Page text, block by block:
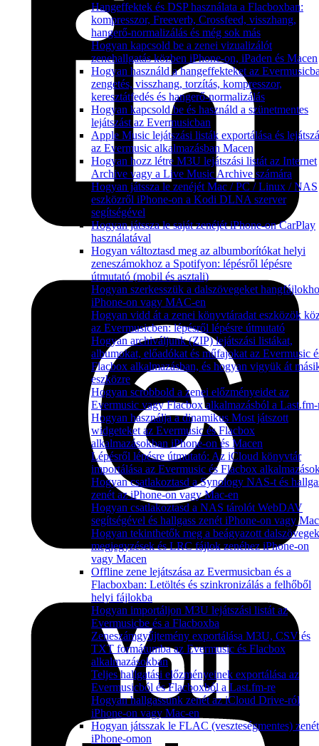
Hangeffektek és DSP használata a Flacboxban:
kompresszor, Freeverb, Crossfeed, visszhang,
hangerő-normalizálás és még sok más
Hogyan kapcsold be a zenei vizualizálót
zenehallgatás közben iPhone-on, iPaden és Macen
Hogyan használd a hangeffekteket az
zengetés, visszhang, torzítás, kompresszor,
keresztátfedés és hangerő-normalizálás
Hogyan kapcsold be és használd a szünetmentes
lejátszást az Evermusicban
Apple Music lejátszási listák exportálása és
az Evermusic alkalmazásban Macen
Hogyan hozz létre M3U lejátszási listát az Internet
Archive vagy a Live Music Archive számára
Hogyan játssza le zenéjét Mac / PC / Linux / NAS
eszközről iPhone-on a Kodi DLNA szerver
segítségével
Hogyan játssza le saját zenéjét iPhone-on CarPlay
használatával
Hogyan változtasd meg az albumborítókat helyi
zeneszámokhoz a Spotifyon: lépésről lépésre
útmutató (mobil és asztali)
Hogyan szerkesszük a dalszövegeket
iPhone-on vagy MAC-en
Hogyan vidd át a zenei könyvtáradat eszközök
az Evermusicben: lépésről lépésre útmutató
Hogyan archiváljunk (ZIP) lejátszási listákat,
albumokat, előadókat és műfajokat az Evermusic
Flacbox alkalmazásban, és hogyan vigyük át
eszközre
Hogyan scrobbold a zenei előzményeidet az
Evermusic vagy Flacbox alkalmazásból a Last.fm-
Hogyan használja a dinamikus Most játszott
widgeteket az Evermusic és Flacbox
alkalmazásokban iPhone-on és Macen
Lépésről lépésre útmutató: Az iCloud könyvtár
importálása az Evermusic és Flacbox
Hogyan csatlakoztasd a Synology NAS-t és
zenét az iPhone-on vagy Mac-en
Hogyan csatlakoztasd a NAS tárolót WebDAV
segítségével és hallgass zenét iPhone-on vagy
Hogyan tekinthetők meg a beágyazott
megjegyzések és LRC fájlok zenéhez iPhone-on
vagy Macen
Offline zene lejátszása az Evermusicban és a
Flacboxban: Letöltés és szinkronizálás a felhőből
helyi fájlokba
Hogyan importáljon M3U lejátszási listát az
Evermusicbe és a Flacboxba
Zeneszámgyűjtemény exportálása M3U, CSV és
TXT formátumba az Evermusic és Flacbox
alkalmazásokban
Teljes hallgatási előzményeinek exportálása az
Evermusicból és Flacboxból a Last.fm-re
Hogyan hallgassunk zenét az iCloud Drive-ról
iPhone-on vagy Mac-en
Hogyan játsszak le FLAC (veszteségmentes)
iPhone-omon